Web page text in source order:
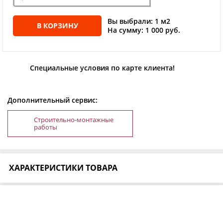
В КОРЗИНУ
Вы выбрали: 1 м2
На сумму: 1 000 руб.
Специальные условия по карте клиента!
Дополнительный сервис:
Строительно-монтажные
работы
ХАРАКТЕРИСТИКИ ТОВАРА